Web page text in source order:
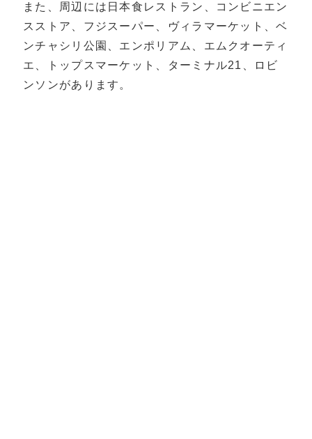
また、周辺には日本食レストラン、コンビニエン
スストア、フジスーパー、ヴィラマーケット、ベ
ンチャシリ公園、エンポリアム、エムクオーティ
エ、トップスマーケット、ターミナル21、ロビ
ンソンがあります。